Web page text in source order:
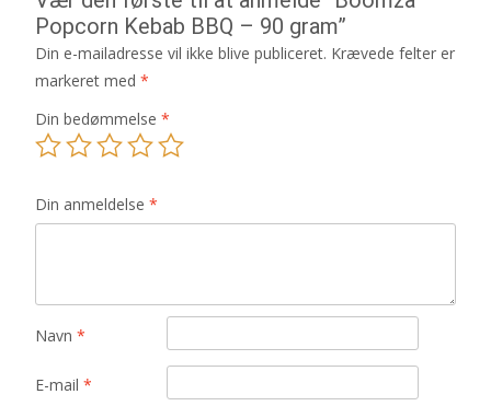
Popcorn Kebab BBQ – 90 gram”
Din e-mailadresse vil ikke blive publiceret. Krævede felter er
markeret med *
Din bedømmelse *
Din anmeldelse *
Navn *
E-mail *